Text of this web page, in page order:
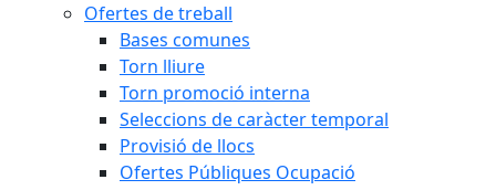
Ofertes de treball
Bases comunes
Torn lliure
Torn promoció interna
Seleccions de caràcter temporal
Provisió de llocs
Ofertes Públiques Ocupació